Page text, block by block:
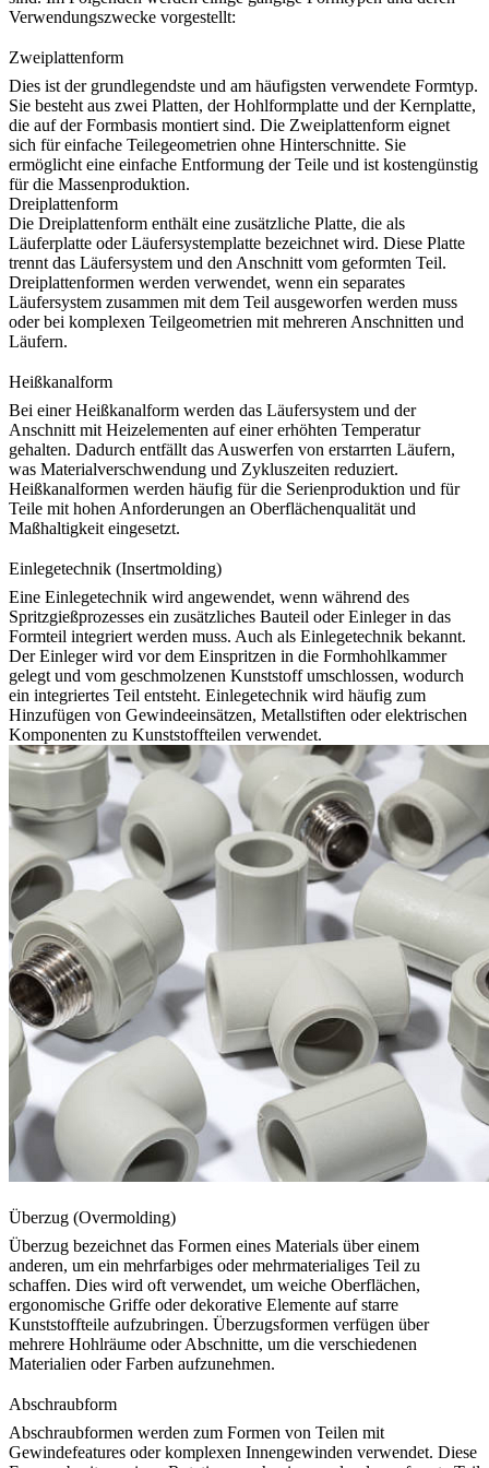
Verwendungszwecke vorgestellt:
Zweiplattenform
Dies ist der grundlegendste und am häufigsten verwendete Formtyp.
Sie besteht aus zwei Platten, der Hohlformplatte und der Kernplatte,
die auf der Formbasis montiert sind. Die Zweiplattenform eignet
sich für einfache Teilegeometrien ohne Hinterschnitte. Sie
ermöglicht eine einfache Entformung der Teile und ist kostengünstig
für die Massenproduktion.
Dreiplattenform
Die Dreiplattenform enthält eine zusätzliche Platte, die als
Läuferplatte oder Läufersystemplatte bezeichnet wird. Diese Platte
trennt das Läufersystem und den Anschnitt vom geformten Teil.
Dreiplattenformen werden verwendet, wenn ein separates
Läufersystem zusammen mit dem Teil ausgeworfen werden muss
oder bei komplexen Teilgeometrien mit mehreren Anschnitten und
Läufern.
Heißkanalform
Bei einer Heißkanalform werden das Läufersystem und der
Anschnitt mit Heizelementen auf einer erhöhten Temperatur
gehalten. Dadurch entfällt das Auswerfen von erstarrten Läufern,
was Materialverschwendung und Zykluszeiten reduziert.
Heißkanalformen werden häufig für die Serienproduktion und für
Teile mit hohen Anforderungen an Oberflächenqualität und
Maßhaltigkeit eingesetzt.
Einlegetechnik (Insertmolding)
Eine Einlegetechnik wird angewendet, wenn während des
Spritzgießprozesses ein zusätzliches Bauteil oder Einleger in das
Formteil integriert werden muss. Auch als Einlegetechnik bekannt.
Der Einleger wird vor dem Einspritzen in die Formhohlkammer
gelegt und vom geschmolzenen Kunststoff umschlossen, wodurch
ein integriertes Teil entsteht. Einlegetechnik wird häufig zum
Hinzufügen von Gewindeeinsätzen, Metallstiften oder elektrischen
Komponenten zu Kunststoffteilen verwendet.
Überzug (Overmolding)
Überzug bezeichnet das Formen eines Materials über einem
anderen, um ein mehrfarbiges oder mehrmaterialiges Teil zu
schaffen. Dies wird oft verwendet, um weiche Oberflächen,
ergonomische Griffe oder dekorative Elemente auf starre
Kunststoffteile aufzubringen. Überzugsformen verfügen über
mehrere Hohlräume oder Abschnitte, um die verschiedenen
Materialien oder Farben aufzunehmen.
Abschraubform
Abschraubformen werden zum Formen von Teilen mit
Gewindefeatures oder komplexen Innengewinden verwendet. Diese